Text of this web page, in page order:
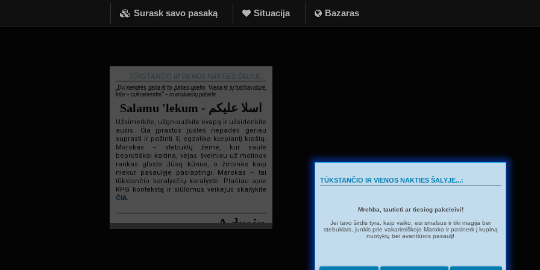
Surask savo pasaką Situacija Bazaras
TŪKSTANČIO IR VIENOS NAKTIES ŠALYJE...
„Dvi nendrės geria iš to paties upelio. Viena iš jų tuščiavidurė,
kita – cukranendrė“ – marokiečių patarlė.
Salamu 'lekum - اسلا عليكم
Užsimerkite, užgniaužkite kvapą ir užsidenkite
ausis. Čia įprastos juslės nepadės geriau
suprasti ir pažinti šį egzotika kvepiantį kraštą.
Marokas – stebuklų žemė, kur saulė
beprotiškai kaitina, vėjas švelniau už motinos
rankas glosto Jūsų kūnus, o žmonės kaip
niekur pasaulyje paslaptingi. Marokas – tai
tūkstančio karalysčių karalystė. Plačiau apie
RPG kontekstą ir siūlomus veikėjus skaitykite
ČIA.
Admin
TŪKSTANČIO IR VIENOS NAKTIES ŠALYJE...:
Mrehba, tautieti ar tiesiog pakeleivi!
Jei tavo širdis tyra, kaip vaiko, esi smalsus ir tiki magija bei
stebuklais, junkis prie vakarietiškojo Maroko ir pasinerk į kupiną
nuotykių bei avantiūros pasaulį!